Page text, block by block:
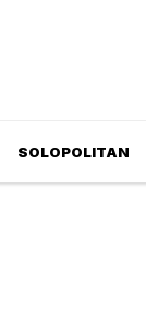
SOLOPOLITAN